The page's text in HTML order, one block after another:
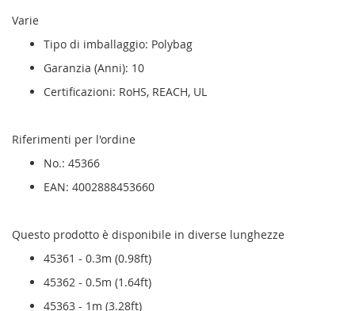
Varie
Tipo di imballaggio: Polybag
Garanzia (Anni): 10
Certificazioni: RoHS, REACH, UL
Riferimenti per l'ordine
No.: 45366
EAN: 4002888453660
Questo prodotto è disponibile in diverse lunghezze
45361 - 0.3m (0.98ft)
45362 - 0.5m (1.64ft)
45363 - 1m (3.28ft)